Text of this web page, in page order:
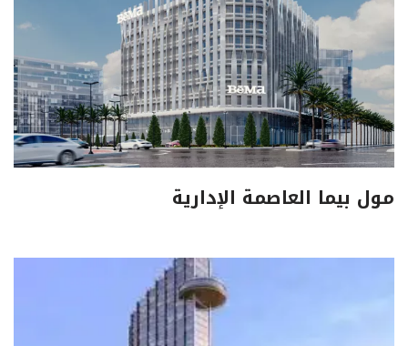
مول بيما العاصمة الإدارية